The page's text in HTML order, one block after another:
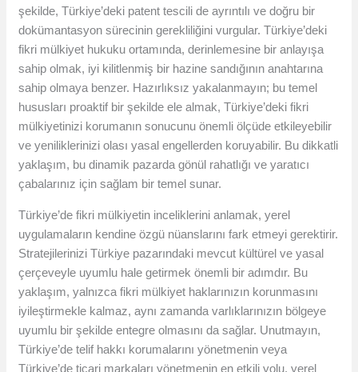
şekilde, Türkiye’deki patent tescili de ayrıntılı ve doğru bir
dokümantasyon sürecinin gerekliliğini vurgular. Türkiye’deki
fikri mülkiyet hukuku ortamında, derinlemesine bir anlayışa
sahip olmak, iyi kilitlenmiş bir hazine sandığının anahtarına
sahip olmaya benzer. Hazırlıksız yakalanmayın; bu temel
hususları proaktif bir şekilde ele almak, Türkiye’deki fikri
mülkiyetinizi korumanın sonucunu önemli ölçüde etkileyebilir
ve yeniliklerinizi olası yasal engellerden koruyabilir. Bu dikkatli
yaklaşım, bu dinamik pazarda gönül rahatlığı ve yaratıcı
çabalarınız için sağlam bir temel sunar.
Türkiye’de fikri mülkiyetin inceliklerini anlamak, yerel
uygulamaların kendine özgü nüanslarını fark etmeyi gerektirir.
Stratejilerinizi Türkiye pazarındaki mevcut kültürel ve yasal
çerçeveyle uyumlu hale getirmek önemli bir adımdır. Bu
yaklaşım, yalnızca fikri mülkiyet haklarınızın korunmasını
iyileştirmekle kalmaz, aynı zamanda varlıklarınızın bölgeye
uyumlu bir şekilde entegre olmasını da sağlar. Unutmayın,
Türkiye’de telif hakkı korumalarını yönetmenin veya
Türkiye’de ticari markaları yönetmenin en etkili yolu, yerel